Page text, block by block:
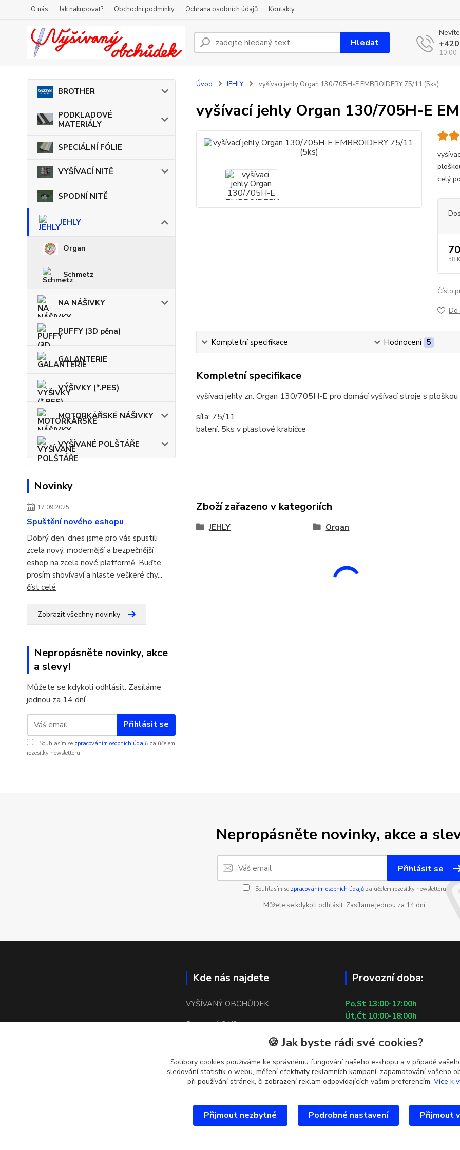
O nás Jak nakupovat? Obchodní podmínky Ochrana osobních údajů Kontakty
Hledat
10:00
BROTHER
PODKLADOVÉ
MATERIÁLY
SPECIÁLNÍ FÓLIE
VYŠÍVACÍ NITĚ
SPODNÍ NITĚ
JEHLY
Organ
Schmetz
NA NÁŠIVKY
PUFFY (3D pěna)
GALANTERIE
VÝŠIVKY (*.PES)
MOTORKÁŘSKÉ NÁŠIVKY
VYŠÍVANÉ POLŠTÁŘE
Novinky
17.09.2025
Spuštění nového eshopu
Dobrý den, dnes jsme pro vás spustili
zcela nový, modernější a bezpečnější
eshop na zcela nové platformě. Buďte
prosím shovívaví a hlaste veškeré chy...
číst celé
Zobrazit všechny novinky
Nepropásněte novinky, akce
a slevy!
Můžete se kdykoli odhlásit. Zasíláme
jednou za 14 dní.
Přihlásit se
Souhlasím se zpracováním osobních údajů za účelem
rozesílky newsletteru.
Úvod JEHLY vyšívací jehly Organ 130/705H-E EMBROIDERY 75/11 (5ks)
vyšívací jehly Organ 130/705H-E
celý
58
Číslo
Do
Kompletní specifikace Hodnocení 5
Kompletní specifikace
vyšívací jehly zn. Organ 130/705H-E pro domácí vyšívací stroje s
síla: 75/11
balení: 5ks v plastové krabičce
Zboží zařazeno v kategoriích
JEHLY Organ
Nepropásněte novinky, akce a
Přihlásit se
Souhlasím se zpracováním osobních údajůza účelem rozesílky newsletteru.
Můžete se kdykoli odhlásit. Zasíláme jednou za 14 dní.
Kde nás najdete
VYŠÍVANÝ OBCHŮDEK
Bronzová 24/2
kulaté náměstí u metra Lužiny
Provozní doba:
Po,St 13:00-17:00h
Út,Čt 10:00-18:00h
So,Ne ZAVŘENO
🍪 Jak byste rádi své cookies?
Soubory cookies používáme ke správnému fungování našeho e-shopu a v případě
sledování statistik o webu, měření efektivity reklamních kampaní, zapamatování vašeho
při používání stránek, či zobrazení reklam odpovídajících vašim preferencím. Více k
Přijmout nezbytné Podrobné nastavení Přijmout